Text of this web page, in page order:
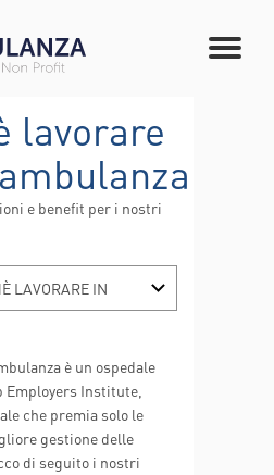
lavorare
e benefit per i nostri
LAVORARE IN
E
DI FUMARE
PER IL BENE
è un ospedale
Employers Institute,
che premia solo le
gestione delle
di seguito i nostri